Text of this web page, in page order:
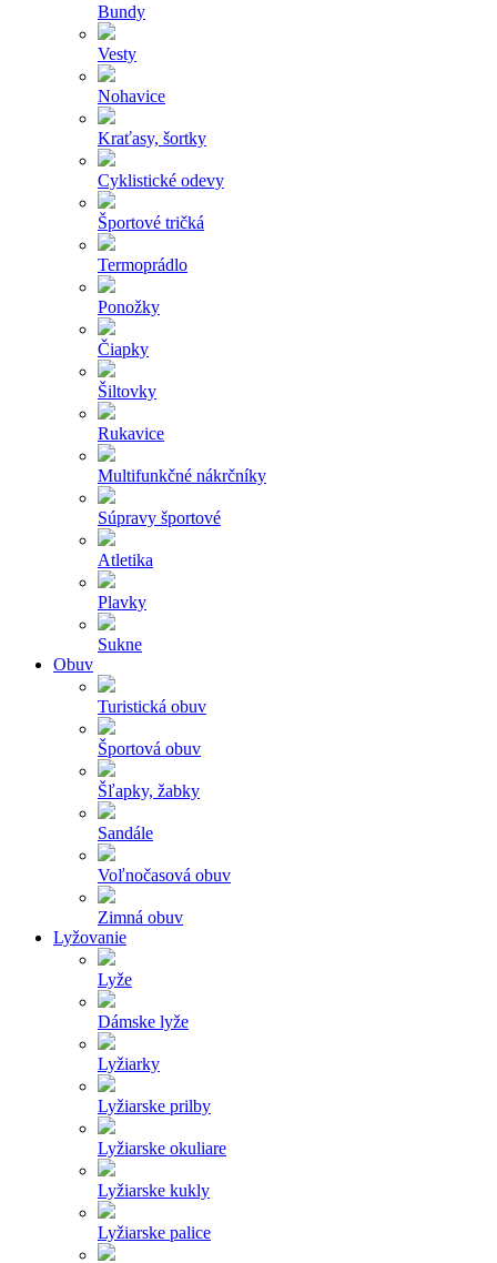
Bundy
Vesty
Nohavice
Kraťasy, šortky
Cyklistické odevy
Športové tričká
Termoprádlo
Ponožky
Čiapky
Šiltovky
Rukavice
Multifunkčné nákrčníky
Súpravy športové
Atletika
Plavky
Sukne
Obuv
Turistická obuv
Športová obuv
Šľapky, žabky
Sandále
Voľnočasová obuv
Zimná obuv
Lyžovanie
Lyže
Dámske lyže
Lyžiarky
Lyžiarske prilby
Lyžiarske okuliare
Lyžiarske kukly
Lyžiarske palice